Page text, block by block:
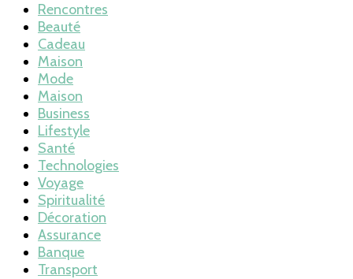
Rencontres
Beauté
Cadeau
Maison
Mode
Maison
Business
Lifestyle
Santé
Technologies
Voyage
Spiritualité
Décoration
Assurance
Banque
Transport